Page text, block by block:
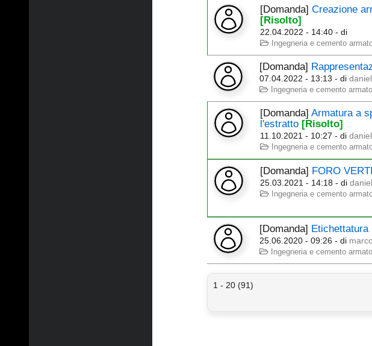
[Domanda]Creazione
[Risolto]
22.04.2022 - 14:40 - di
Ingegneria e cemento
[Domanda]
07.04.2022 - 13:13 - di
Ingegneria e cemento armato
[Domanda]Armatura a
l'estratto [Risolto]
11.10.2021 - 10:27 - di
Ingegneria e cemento
[Domanda] FORO
25.03.2021 - 14:18 - di
Ingegneria e cemento
[Domanda] Etichettatura
25.06.2020 - 09:26 - di
Ingegneria e cemento armato
1 - 20 (91)